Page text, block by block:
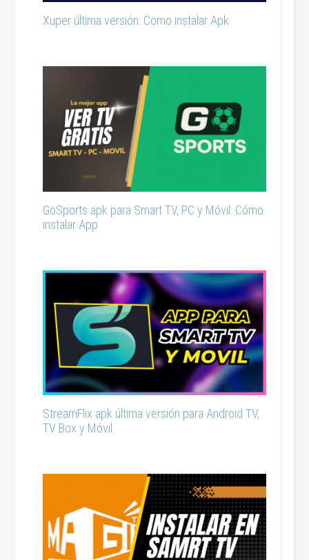
Xuper última versión: Como instalar Apk
GoSports apk para Smart TV, PC y Móvil: Cómo
instalar App
StreamFlix apk última versión para Android TV,
TV Box y Móvil